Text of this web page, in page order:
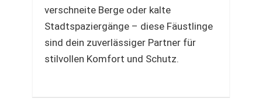
verschneite Berge oder kalte
Stadtspaziergänge – diese Fäustlinge
sind dein zuverlässiger Partner für
stilvollen Komfort und Schutz.